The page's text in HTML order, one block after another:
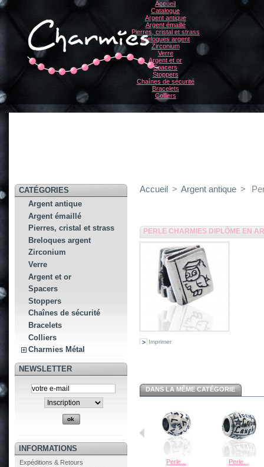
Accueil
Catalogue
Argent antique
Argent émaillé
Pierres, cristal et strass
Breloques argent
Zirconium
Verre
Argent et or
Spacers
Stoppers
Chaînes de sécurité
Bracelets
Colliers
CATÉGORIES
Argent antique
Argent émaillé
Pierres, cristal et strass
Breloques argent
Zirconium
Verre
Argent et or
Spacers
Stoppers
Chaînes de sécurité
Bracelets
Colliers
Charmies Métal
NEWSLETTER
INFORMATIONS
Expéditions & Retours
Accueil > Argent antique >
PERLE CHARMIES DIPLÔME EN
Imprimer
DANS LA MÊME CATÉGORIE
Perle... Perle...